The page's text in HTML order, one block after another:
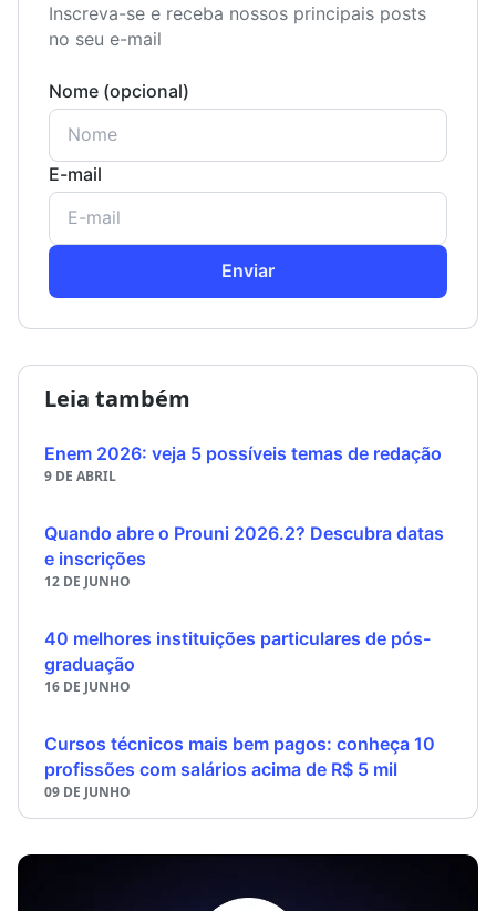
Inscreva-se e receba nossos principais posts
no seu e-mail
Nome (opcional)
E-mail
Enviar
Leia também
Enem 2026: veja 5 possíveis temas de redação
9 DE ABRIL
Quando abre o Prouni 2026.2? Descubra datas
e inscrições
12 DE JUNHO
40 melhores instituições particulares de pós-
graduação
16 DE JUNHO
Cursos técnicos mais bem pagos: conheça 10
profissões com salários acima de R$ 5 mil
09 DE JUNHO